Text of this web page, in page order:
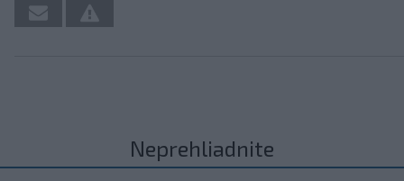
Neprehliadnite